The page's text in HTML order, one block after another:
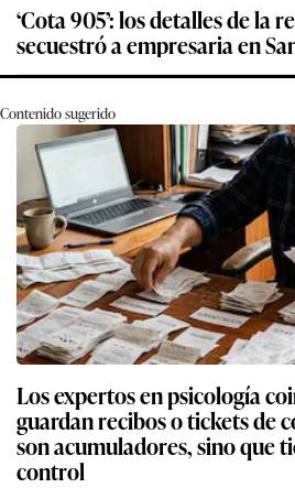
‘Cota 905’: los detalles de la
secuestró a empresaria en
Contenido sugerido
Los expertos en psicología
guardan recibos o tickets de
son acumuladores, sino que
control